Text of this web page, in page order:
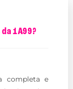
1A99?
completa e